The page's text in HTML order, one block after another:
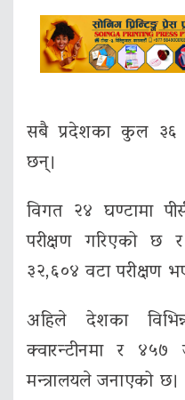
सबै प्रदेशका कुल ३६
छन्।
विगत २४ घण्टामा
परीक्षण गरिएको छ
३२,६०४ वटा परीक्षण
अहिले देशका
क्वारन्टीनमा र
मन्त्रालयले जनाएको छ।